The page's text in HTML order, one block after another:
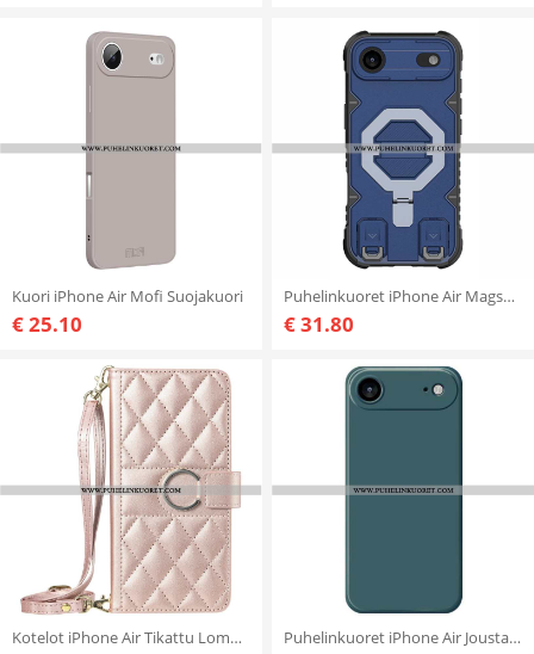
Kuori iPhone Air Mofi Suojakuori
€ 25.10
Puhelinkuoret iPhone Air Magsafe Ultra Durable
€ 31.80
Kotelot iPhone Air Tikattu Lompakko Kaulanauhalla Ja Olkahihnalla Suojakuori Puhelinkuoret iPhone Air Joustava